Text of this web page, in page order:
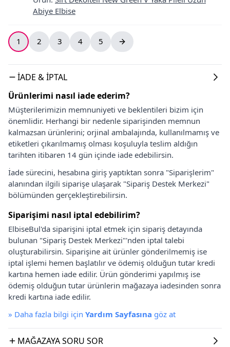
Abiye Elbise
1 2 3 4 5
İADE & İPTAL
Ürünlerimi nasıl iade ederim?
Müşterilerimizin memnuniyeti ve beklentileri bizim için
önemlidir. Herhangi bir nedenle siparişinden memnun
kalmazsan ürünlerini; orjinal ambalajında, kullanılmamış ve
etiketleri çıkarılmamış olması koşuluyla teslim aldığın
tarihten itibaren 14 gün içinde iade edebilirsin.
İade sürecini, hesabına giriş yaptıktan sonra "Siparişlerim"
alanından ilgili siparişe ulaşarak "Sipariş Destek Merkezi"
bölümünden gerçekleştirebilirsin.
Siparişimi nasıl iptal edebilirim?
ElbiseBul'da siparişini iptal etmek için sipariş detayında
bulunan "Sipariş Destek Merkezi"'nden iptal talebi
oluşturabilirsin. Siparişine ait ürünler gönderilmemiş ise
iptal işlemi hemen başlatılır ve ödemiş olduğun tutar kredi
kartına hemen iade edilir. Ürün gönderimi yapılmış ise
ödemiş olduğun tutar ürünlerin mağazaya iadesinden sonra
kredi kartına iade edilir.
» Daha fazla bilgi için Yardım Sayfasına göz at
MAĞAZAYA SORU SOR